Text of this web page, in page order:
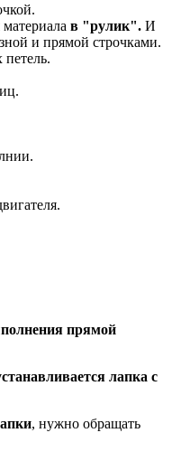
в "рулик". И
и прямой строчками.
прямой
лапка с
, нужно обращать